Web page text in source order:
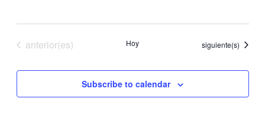
Eventos
anterior(es) Hoy Eventos
siguiente(s)
Subscribe to calendar